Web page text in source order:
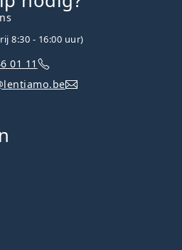
8:30 - 16:00 uur)
01 11